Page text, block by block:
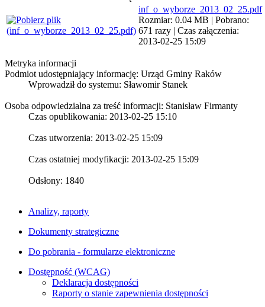
inf_o_wyborze_2013_02_25.pdf
Rozmiar: 0.04 MB | Pobrano:
671 razy | Czas załączenia:
2013-02-25 15:09
Metryka informacji
Podmiot udostępniający informację: Urząd Gminy Raków
Wprowadził do systemu: Sławomir Stanek
Osoba odpowiedzialna za treść informacji: Stanisław Firmanty
Czas opublikowania: 2013-02-25 15:10
Czas utworzenia: 2013-02-25 15:09
Czas ostatniej modyfikacji: 2013-02-25 15:09
Odsłony: 1840
Analizy, raporty
Dokumenty strategiczne
Do pobrania - formularze elektroniczne
Dostępność (WCAG)
Deklaracja dostępności
Raporty o stanie zapewnienia dostępności